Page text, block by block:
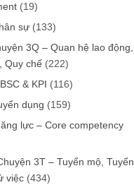
(19)
sự (133)
3Q – Quan hệ lao động,
Quy chế (222)
& KPI (116)
dụng (159)
lực – Core competency
3T – Tuyển mộ, Tuyển
việc (434)